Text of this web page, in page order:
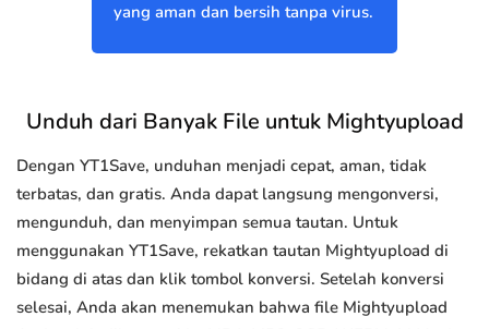
yang aman dan bersih tanpa virus.
Unduh dari Banyak File untuk Mightyupload
Dengan YT1Save, unduhan menjadi cepat, aman, tidak
terbatas, dan gratis. Anda dapat langsung mengonversi,
mengunduh, dan menyimpan semua tautan. Untuk
menggunakan YT1Save, rekatkan tautan Mightyupload di
bidang di atas dan klik tombol konversi. Setelah konversi
selesai, Anda akan menemukan bahwa file Mightyupload